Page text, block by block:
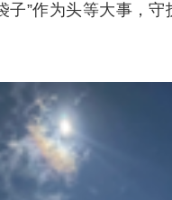
子”作为头等大事，守